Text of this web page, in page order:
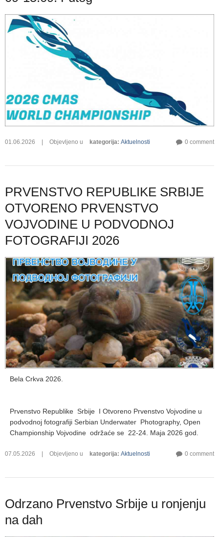
01.06.2026 Objevljeno u kategorija: Aktuelnosti 0 comment
PRVENSTVO REPUBLIKE SRBIJE
OTVORENO PRVENSTVO
VOJVODINE U PODVODNOJ
FOTOGRAFIJI 2026
Bela Crkva 2026.
Prvenstvo Republike Srbije I Otvoreno Prvenstvo Vojvodine u
podvodnoj fotografiji Serbian Underwater Photography, Open
Championship Vojvodine održaće se 22-24. Maja 2026 god.
07.05.2026 Objevljeno u kategorija: Aktuelnosti 0 comment
Odrzano Prvenstvo Srbije u ronjenju
na dah